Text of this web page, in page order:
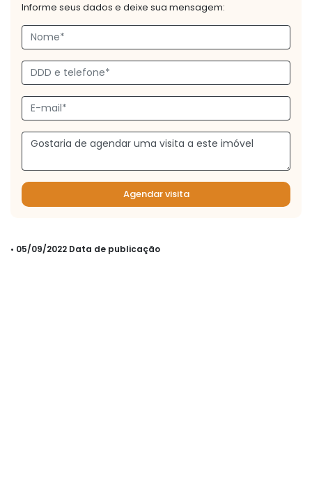
Informe seus dados e deixe sua mensagem:
Agendar visita
• 05/09/2022 Data de publicação